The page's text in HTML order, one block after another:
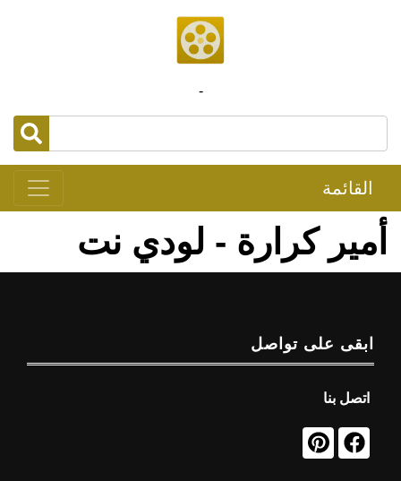
-
القائمة
أمير كرارة - لودي نت
ابقى على تواصل
اتصل بنا